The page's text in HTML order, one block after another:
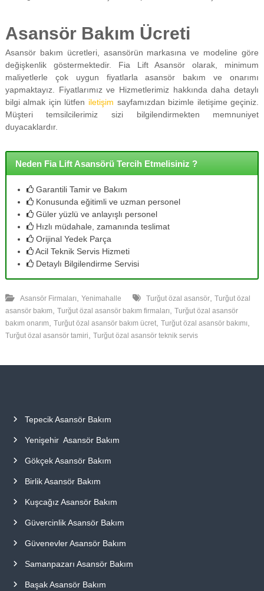
Asansör Bakım Ücreti
Asansör bakım ücretleri, asansörün markasına ve modeline göre
değişkenlik göstermektedir. Fia Lift Asansör olarak, minimum
maliyetlerle çok uygun fiyatlarla asansör bakım ve onarımı
yapmaktayız. Fiyatlarımız ve Hizmetlerimiz hakkında daha detaylı
bilgi almak için lütfen iletişim sayfamızdan bizimle iletişime geçiniz.
Müşteri temsilcilerimiz sizi bilgilendirmekten memnuniyet
duyacaklardır.
Neden Fia Lift Asansörü Tercih Etmelisiniz ?
Garantili Tamir ve Bakım
Konusunda eğitimli ve uzman personel
Güler yüzlü ve anlayışlı personel
Hızlı müdahale, zamanında teslimat
Orijinal Yedek Parça
Acil Teknik Servis Hizmeti
Detaylı Bilgilendirme Servisi
Asansör Firmaları Yenimahalle Turğut özal asansör, Turğut özal
asansör bakım
Turğut özal asansör bakım firmaları
Turğut özal asansör
bakım onarım
Turğut özal asansör bakım ücret, Turğut özal asansör bakımı
Turğut özal asansör tamiri Turğut özal asansör teknik servis
Tepecik Asansör Bakım
Yenişehir Asansör Bakım
Gökçek Asansör Bakım
Birlik Asansör Bakım
Kuşcağız Asansör Bakım
Güvercinlik Asansör Bakım
Güvenevler Asansör Bakım
Samanpazarı Asansör Bakım
Başak Asansör Bakım